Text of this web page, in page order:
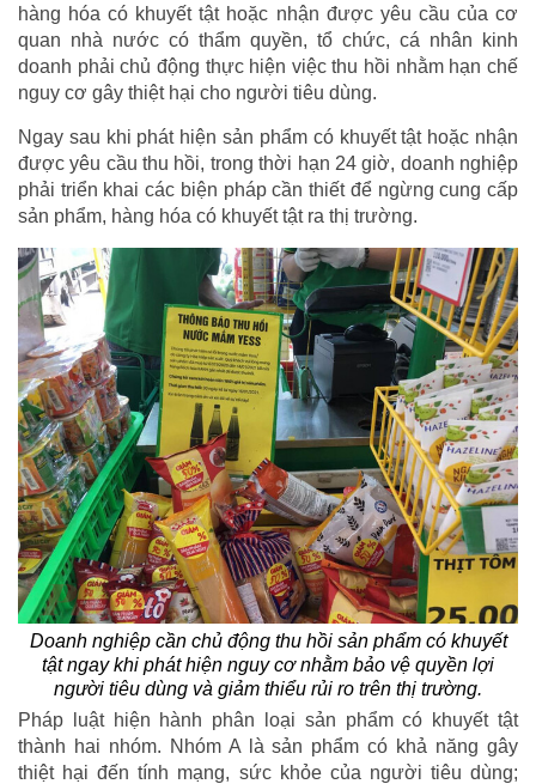
hàng hóa có khuyết tật hoặc nhận được yêu cầu của cơ
quan nhà nước có thẩm quyền, tổ chức, cá nhân kinh
doanh phải chủ động thực hiện việc thu hồi nhằm hạn chế
nguy cơ gây thiệt hại cho người tiêu dùng.
Ngay sau khi phát hiện sản phẩm có khuyết tật hoặc nhận
được yêu cầu thu hồi, trong thời hạn 24 giờ, doanh nghiệp
phải triển khai các biện pháp cần thiết để ngừng cung cấp
sản phẩm, hàng hóa có khuyết tật ra thị trường.
Doanh nghiệp cần chủ động thu hồi sản phẩm có khuyết
tật ngay khi phát hiện nguy cơ nhằm bảo vệ quyền lợi
người tiêu dùng và giảm thiểu rủi ro trên thị trường.
Pháp luật hiện hành phân loại sản phẩm có khuyết tật
thành hai nhóm. Nhóm A là sản phẩm có khả năng gây
thiệt hại đến tính mạng, sức khỏe của người tiêu dùng;